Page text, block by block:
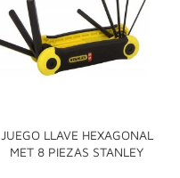
JUEGO LLAVE HEXAGONAL
MET 8 PIEZAS STANLEY